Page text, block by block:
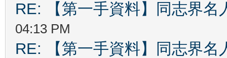
RE: 【第一手資料】同志界名
04:13 PM
RE: 【第一手資料】同志界名